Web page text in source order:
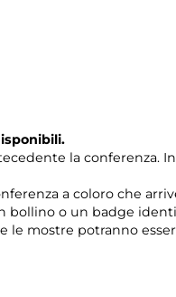
la conferenza.
a coloro che
bollino o un badge
le mostre potranno